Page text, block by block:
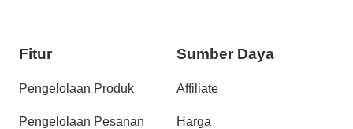
Fitur
Pengelolaan Produk
Pengelolaan Pesanan
Sumber Daya
Affiliate
Harga